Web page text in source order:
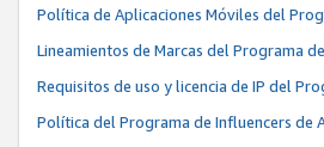
Política de Aplicaciones Móviles del
Lineamientos de Marcas del Programa
Requisitos de uso y licencia de IP del
Política del Programa de Influencers de